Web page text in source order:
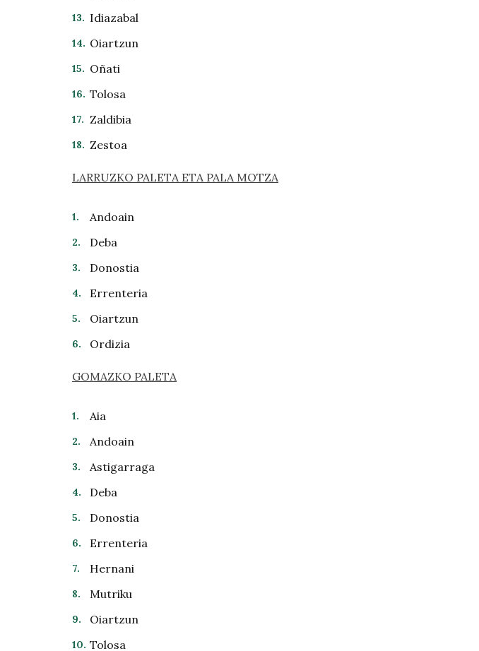
Idiazabal
Oiartzun
Oñati
Tolosa
Zaldibia
Zestoa
LARRUZKO PALETA ETA PALA MOTZA
Andoain
Deba
Donostia
Errenteria
Oiartzun
Ordizia
GOMAZKO PALETA
Aia
Andoain
Astigarraga
Deba
Donostia
Errenteria
Hernani
Mutriku
Oiartzun
Tolosa